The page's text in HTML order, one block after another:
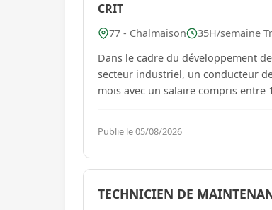
CRIT
77 - Chalmaison 35H/semaine
Dans le cadre du développement
secteur industriel, un conducteur
mois avec un salaire compris
Publie le 05/08/2026
TECHNICIEN DE